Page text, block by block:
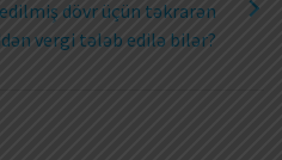
dövr üçün təkrarən
vergi tələb edilə bilər?